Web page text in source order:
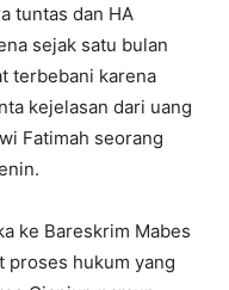
tuntas dan HA
sejak satu bulan
terbebani karena
kejelasan dari uang
Fatimah seorang
ke Bareskrim Mabes
proses hukum yang